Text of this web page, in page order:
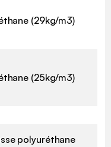
(29kg/m3)
(25kg/m3)
polyuréthane